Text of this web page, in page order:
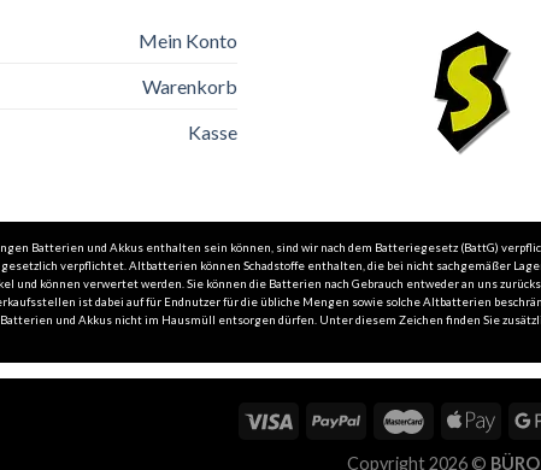
Mein Konto
Warenkorb
Kasse
Batterien und Akkus enthalten sein können, sind wir nach dem Batteriegesetz (BattG)
verpflichtet. Altbatterien können Schadstoffe enthalten, die bei nicht sachgemäßer
und können verwertet werden. Sie können die Batterien nach Gebrauch entweder an uns
ist dabei auf für Endnutzer für die übliche Mengen sowie solche Altbatterien
und Akkus nicht im Hausmüll entsorgen dürfen. Unter diesem Zeichen finden Sie
Copyright 2026 ©